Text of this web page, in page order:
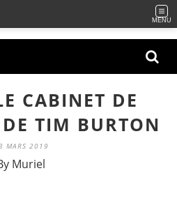
MENU
CABINET DE
TIM BURTON
MARS 2019
Muriel